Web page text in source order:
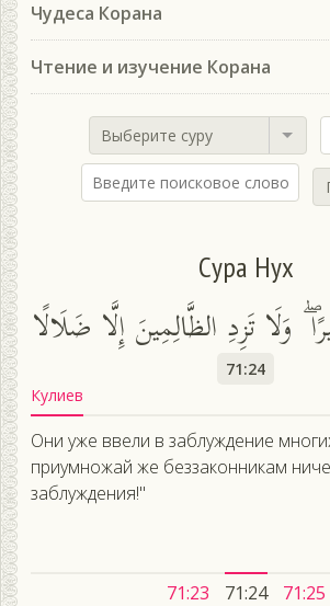
Чудеса Корана
Чтение и изучение Корана
Выберите суру
Сура Нух
وَلَا تَزِدِ الظَّالِمِينَ إِلَّا ضَلَالًا
71:24
Кулиев
Они уже ввели в заблуждение
приумножай же беззаконникам
заблуждения!"
71:23 71:24 71:25